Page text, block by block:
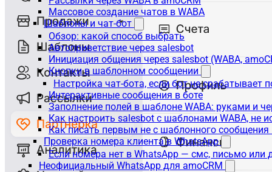
Массовое создание чатов в WABA
Шаблоны и чат-бот
Обзор: какой способ выбрать
Автоприветствие через salesbot
Инициация общения через salesbot (WABA,
Кнопки в шаблонном сообщении
Настройка чат-бота, если бот не срабатывает
Интерактивные сообщения в боте
Заполнение полей в шаблоне WABA: руками и
Как настроить salesbot с шаблонами WABA, не
Как писать первым не с шаблонного сообщения
Проверка номера клиента в WhatsApp
Если номера нет в WhatsApp — смс, письмо или
Неофициальный WhatsApp для amoCRM